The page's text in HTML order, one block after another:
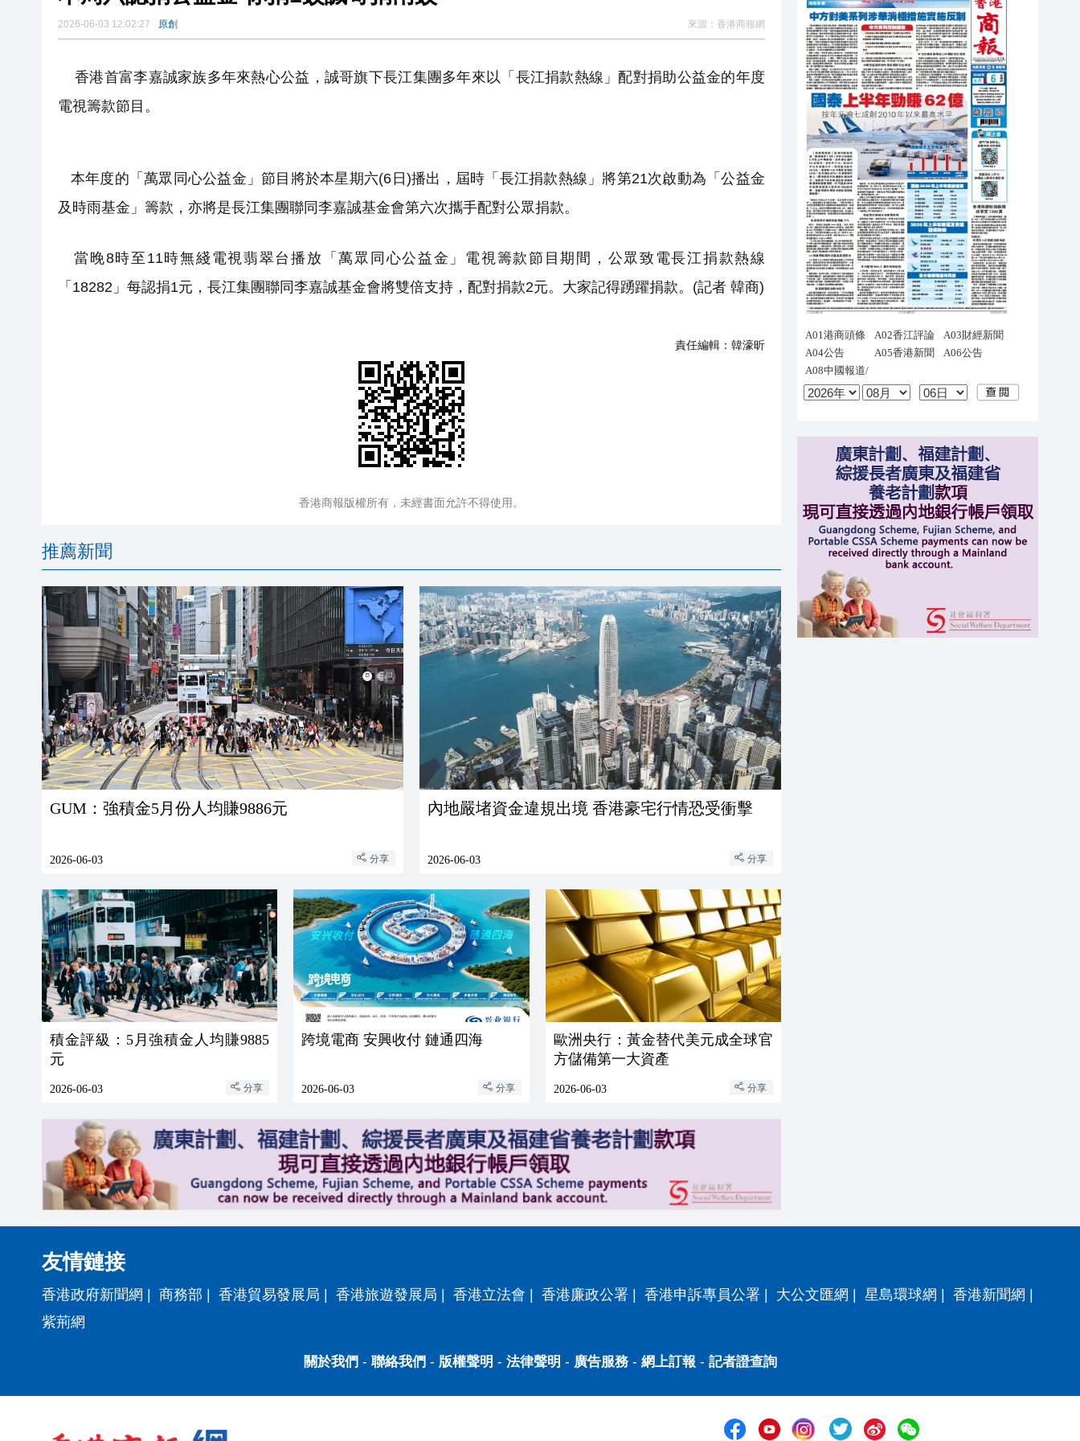
2026-06-03 12:02:27 原創 來源： 香港商報網
香港首富李嘉誠家族多年來熱心公益，誠哥旗下長江集團多年來以「長江捐款熱線」配對捐助公益金的年度
電視籌款節目。
本年度的「萬眾同心公益金」節目將於本星期六(6日)播出，屆時「長江捐款熱線」將第21次啟動為「公益金
及時雨基金」籌款，亦將是長江集團聯同李嘉誠基金會第六次攜手配對公眾捐款。
當晚8時至11時無綫電視翡翠台播放「萬眾同心公益金」電視籌款節目期間，公眾致電長江捐款熱線
「18282」每認捐1元，長江集團聯同李嘉誠基金會將雙倍支持，配對捐款2元。大家記得踴躍捐款。(記者 韓商)
責任編輯： 韓濠昕
香港商報版權所有，未經書面允許不得使用。
推薦新聞
GUM：強積金5月份人均賺9886元
2026-06-03 分享
內地嚴堵資金違規出境 香港豪宅行情恐受衝擊
2026-06-03 分享
積金評級：5月強積金人均賺9885
元
2026-06-03 分享
跨境電商 安興收付 鏈通四海
2026-06-03 分享
歐洲央行：黃金替代美元成全球官
方儲備第一大資產
2026-06-03 分享
友情鏈接
香港政府新聞網 商務部 香港貿易發展局 香港旅遊發展局 香港立法會 香港廉政公署 香港申訴專員公署 大公文匯網 星島環球網 香港新聞網
紫荊網
關於我們 - 聯絡我們 - 版權聲明 - 法律聲明 - 廣告服務- 網上訂報 - 記者證查詢